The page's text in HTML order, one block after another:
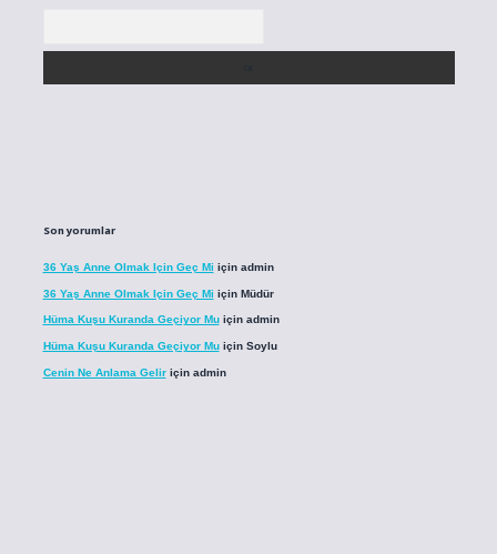
Son yorumlar
36 Yaş Anne Olmak Için Geç Mi için admin
36 Yaş Anne Olmak Için Geç Mi için Müdür
Hüma Kuşu Kuranda Geçiyor Muiçin admin
Hüma Kuşu Kuranda Geçiyor Muiçin Soylu
Cenin Ne Anlama Geliriçin admin